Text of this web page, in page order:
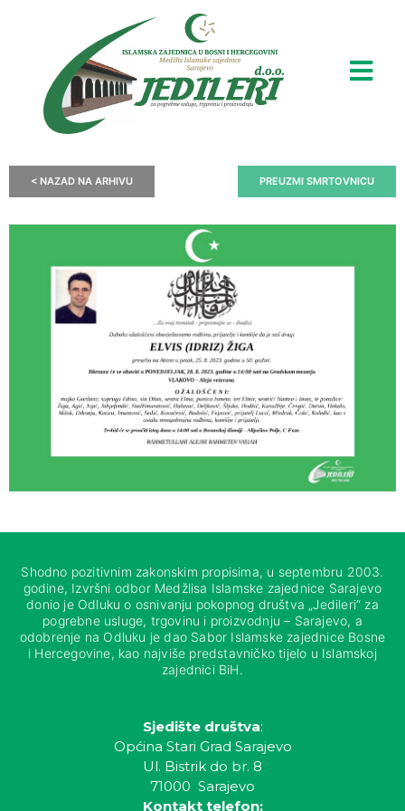
< NAZAD NA ARHIVU PREUZMI SMRTOVNICU
Shodno pozitivnim zakonskim propisima, u septembru 2003.
godine, Izvršni odbor Medžlisa Islamske zajednice Sarajevo
donio je Odluku o osnivanju pokopnog društva „Jedileri“ za
pogrebne usluge, trgovinu i proizvodnju – Sarajevo, a
odobrenje na Odluku je dao Sabor Islamske zajednice Bosne
i Hercegovine, kao najviše predstavničko tijelo u Islamskoj
zajednici BiH.
Sjedište društva:
Općina Stari Grad Sarajevo
Ul. Bistrik do br. 8
71000 Sarajevo
Kontakt telefon: